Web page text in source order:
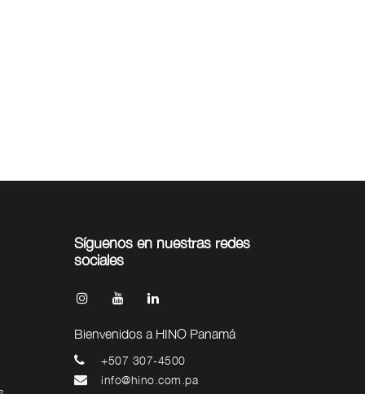
Síguenos en nuestras redes
sociales
Bienvenidos a HINO Panamá
+507 307-4500
info@hino.com.pa